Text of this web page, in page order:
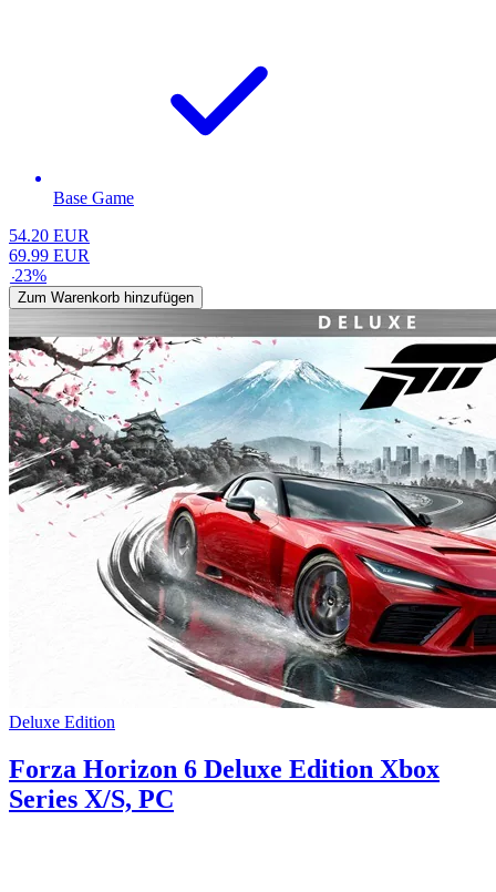
Base Game
54.20 EUR
69.99 EUR
-23%
Zum Warenkorb hinzufügen
Deluxe Edition
Forza Horizon 6 Deluxe Edition Xbox
Series X/S, PC